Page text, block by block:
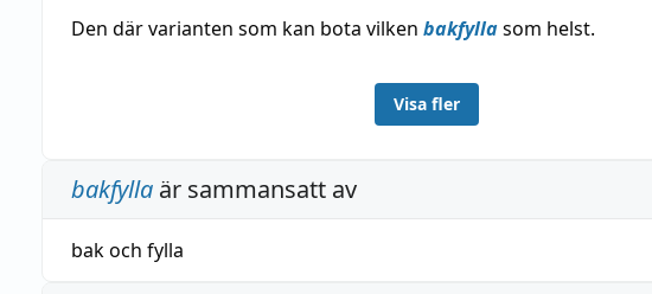
Den där varianten som kan bota vilken bakfyllasom helst.
Visa fler
bakfylla är sammansatt av
bakoch fylla